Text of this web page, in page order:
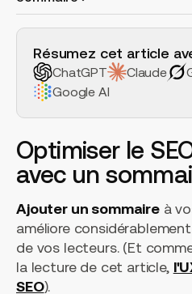
Résumez cet article
ChatGPT Claude
Google AI
Optimiser le
avec un
Ajouter un sommaireà
améliore
de vos lecteurs. (Et
la lecture de cet article,
SEO).